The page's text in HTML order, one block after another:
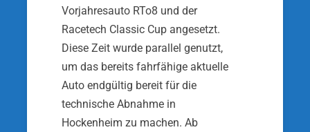
Vorjahresauto RTo8 und der
Racetech Classic Cup angesetzt.
Diese Zeit wurde parallel genutzt,
um das bereits fahrfähige aktuelle
Auto endgültig bereit für die
technische Abnahme in
Hockenheim zu machen. Ab